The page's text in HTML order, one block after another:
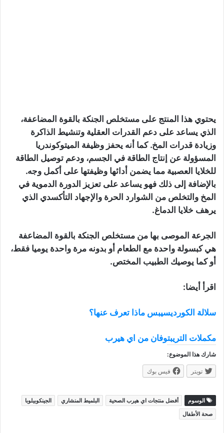
يحتوي هذا المنتج على مستخلص الجنكة بالقوة المضاعفة،
الذي يساعد على دعم القدرات العقلية وتنشيط الذاكرة
وزيادة قدرات المخ. كما أنه يحفز وظيفة الميتوكوندريا
المسؤولة عن إنتاج الطاقة في الجسم، ودعم توصيل الطاقة
للخلايا العصبية مما يضمن أدائها وظيفتها على أكمل وجه.
بالإضافة إلى ذلك فهو يساعد على تعزيز الدورة الدموية في
المخ والتخلص من الشوارد الحرة والإجهاد التأكسدي الذي
يرهف خلايا الدماغ.
الجرعة الموصى بها من مستخلص الجنكة بالقوة المضاعفة
هي كبسولة واحدة مع الطعام أو بدونه مرة واحدة يوميا فقط،
أو كما يوصيك الطبيب المختص.
اقرأ أيضا:
سلالة الكورديسيبس ماذا تعرف عنها؟
مكملات التريبتوفان من اي هيرب
شارك هذا الموضوع:
تويتر فيس بوك
الوسوم أفضل منتجات اي هيرب الصحية البلميط المنشاري
الجينكوبيلوبا
صحة الأطفال